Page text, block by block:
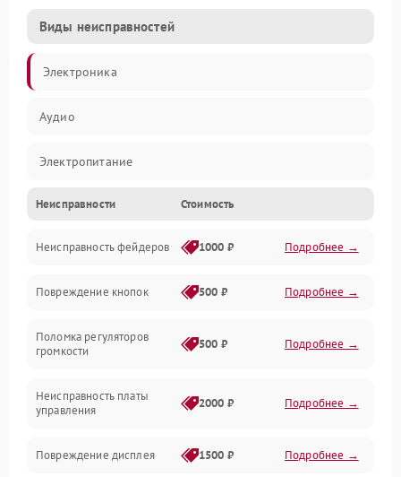
Виды неисправностей
Электроника
Аудио
Электропитание
Управление
Интерфейсы
Механические повреждения
Механика
Неисправности Стоимость
Неисправность фейдеров 1000 ₽ Подробнее →
Повреждение кнопок 500 ₽ Подробнее →
Поломка регуляторов
громкости
500 ₽ Подробнее →
Неисправность платы
управления
2000 ₽ Подробнее →
Повреждение дисплея 1500 ₽ Подробнее →